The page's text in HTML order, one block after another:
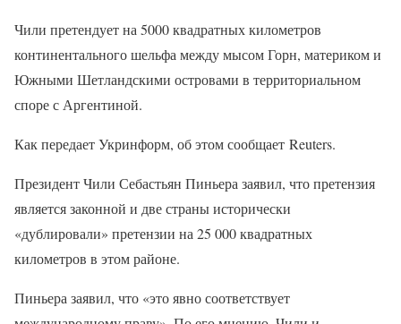
Чили претендует на 5000 квадратных километров
континентального шельфа между мысом Горн, материком и
Южными Шетландскими островами в территориальном
споре с Аргентиной.
Как передает Укринформ, об этом сообщает Reuters.
Президент Чили Себастьян Пиньера заявил, что претензия
является законной и две страны исторически
«дублировали» претензии на 25 000 квадратных
километров в этом районе.
Пиньера заявил, что «это явно соответствует